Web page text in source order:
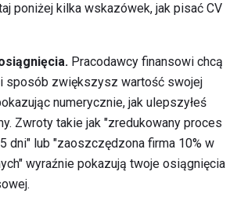
poniżej kilka wskazówek, jak pisać CV
Pracodawcy finansowi chcą
sposób zwiększysz wartość swojej
numerycznie, jak ulepszyłeś
Zwroty takie jak "zredukowany proces
dni" lub "zaoszczędzona firma 10% w
wyraźnie pokazują twoje osiągnięcia